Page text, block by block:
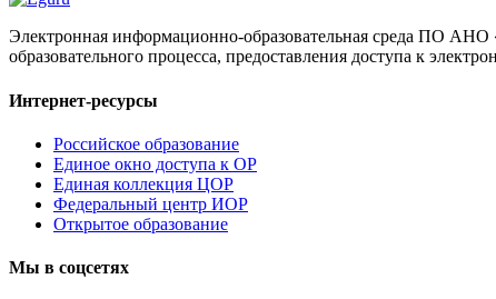
Электронная информационно-образовательная среда ПО
образовательного процесса, предоставления доступа к
Интернет-ресурсы
Российское образование
Единое окно доступа к ОР
Единая коллекция ЦОР
Федеральный центр ИОР
Открытое образование
Мы в соцсетях